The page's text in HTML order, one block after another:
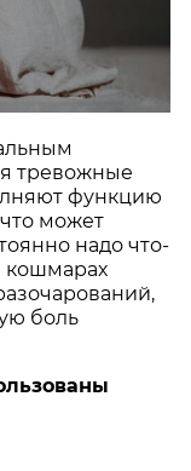
тревожные
функцию
может
надо что-
кошмарах
боль